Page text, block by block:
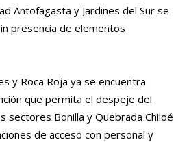
Antofagasta y Jardines del Sur se
presencia de elementos
y Roca Roja ya se encuentra
que permita el despeje del
sectores Bonilla y Quebrada Chiloé
de acceso con personal y